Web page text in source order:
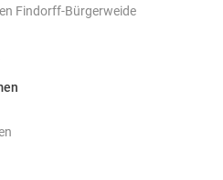
Findorff-Bürgerweide